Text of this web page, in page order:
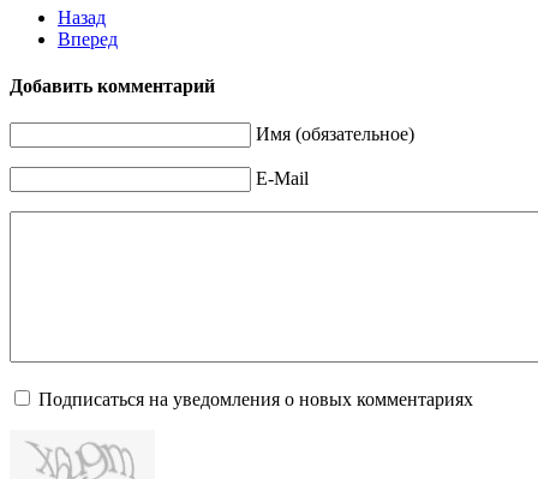
Назад
Вперед
Добавить комментарий
Имя (обязательное)
E-Mail
Подписаться на уведомления о новых комментариях